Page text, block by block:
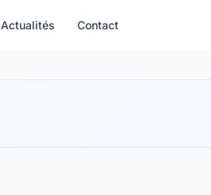
Actualités Contact